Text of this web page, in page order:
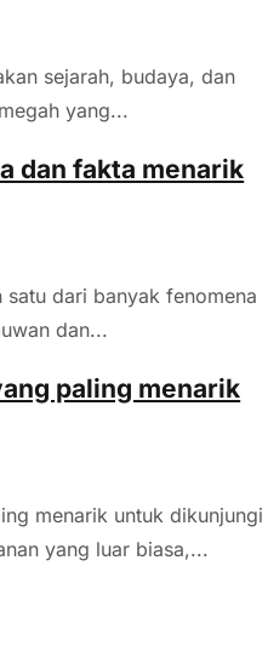
sejarah, budaya, dan
yang...
dan fakta menarik
dari banyak fenomena
dan...
paling menarik
menarik untuk dikunjungi
yang luar biasa,...